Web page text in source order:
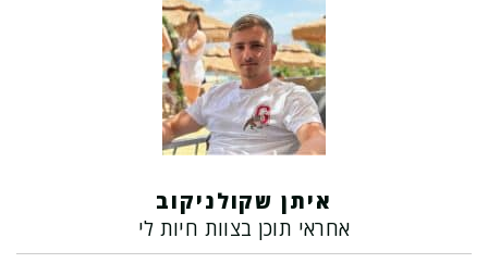
איתן שקולניקוב
אחראי תוכן בצוות חיות לי